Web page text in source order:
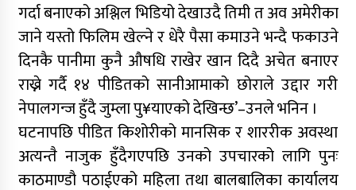
गर्दा बनाएको अश्लिल भिडियो देखाउदै तिमी त अव अमेरीका
जाने यस्तो फिलिम खेल्ने र धेरै पैसा कमाउने भन्दै फकाउने
दिनकै पानीमा कुनै औषधि राखेर खान दिदै अचेत बनाएर
राख्ने गर्दै १४ पीडितको सानीआमाको छोराले उद्दार गरी
नेपालगन्ज हुँदै जुम्ला पु¥याएको देखिन्छ’–उनले भनिन ।
घटनापछि पीडित किशोरीको मानसिक र शाररीक अवस्था
अत्यन्तै नाजुक हुँदैगएपछि उनको उपचारको लागि पुनः
काठमाण्डौ पठाईएको महिला तथा बालबालिका कार्यालय